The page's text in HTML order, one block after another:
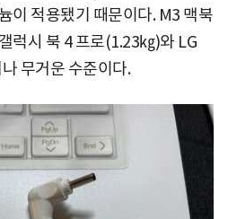
이 적용됐기 때문이다. M3 맥북
럭시 북 4 프로(1.23㎏)와 LG
무거운 수준이다.